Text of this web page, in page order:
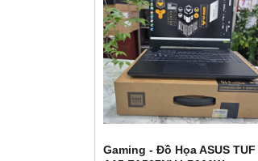
Gaming - Đồ Họa ASUS TUF